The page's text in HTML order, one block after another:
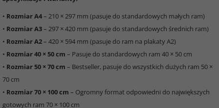
• Rozmiar A4– 210 × 297 mm (pasuje do standardowych małych ram)
• Rozmiar A3– 297 × 420 mm (pasuje do standardowych średnich ram)
• Rozmiar A2– 420 × 594 mm (pasuje do ram na plakaty A2)
• Rozmiar 40 × 50 cm – Pasuje do standardowych ram 40 × 50 cm
• Rozmiar 50 × 70 cm – Bestseller, pasuje do wszystkich dużych ram 50 ×
70 cm
• Rozmiar 70 × 100 cm – Ogromny format odpowiedni do największych
gotowych ram 70 × 100 cm